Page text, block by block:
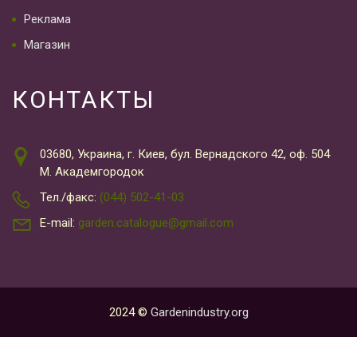
Реклама
Магазин
КОНТАКТЫ
03680, Украина, г. Киев, бул. Вернадского 42, оф. 504
М. Академгородок
Тел./факс: (044) 502-41-03
E-mail: garden.catalogue@gmail.com
2024 © Gardenindustry.org